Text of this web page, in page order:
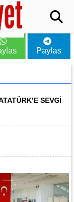
Paylas
SEVGI